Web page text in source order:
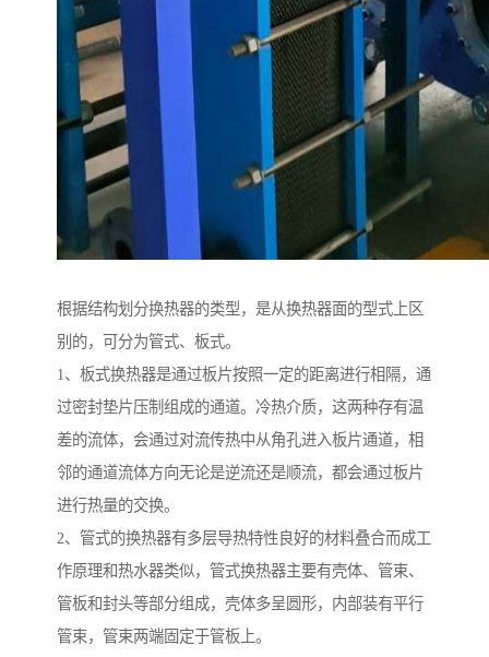
根据结构划分换热器的类型，是从换热器面的型式上区
别的，可分为管式、板式。
1、板式换热器是通过板片按照一定的距离进行相隔，通
过密封垫片压制组成的通道。冷热介质，这两种存有温
差的流体，会通过对流传热中从角孔进入板片通道，相
邻的通道流体方向无论是逆流还是顺流，都会通过板片
进行热量的交换。
2、管式的换热器有多层导热特性良好的材料叠合而成工
作原理和热水器类似，管式换热器主要有壳体、管束、
管板和封头等部分组成，壳体多呈圆形，内部装有平行
管束，管束两端固定于管板上。